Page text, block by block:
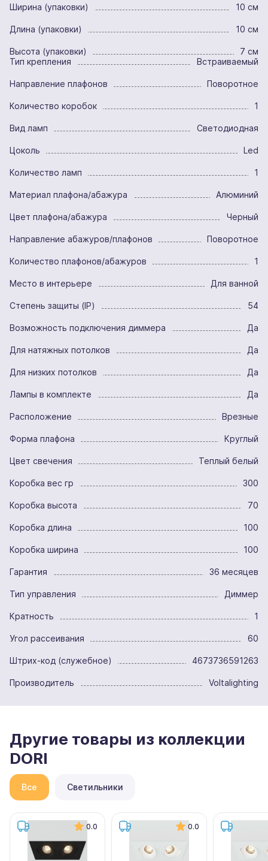
Ширина (упаковки) 10 см
Длина (упаковки) 10 см
Высота (упаковки)
7 см
Тип крепления
Встраиваемый
Направление плафонов Поворотное
Количество коробок 1
Вид ламп Светодиодная
Цоколь Led
Количество ламп 1
Материал плафона/абажура Алюминий
Цвет плафона/абажура Черный
Направление абажуров/плафонов Поворотное
Количество плафонов/абажуров 1
Место в интерьере Для ванной
Степень защиты (IP) 54
Возможность подключения диммера Да
Для натяжных потолков Да
Для низких потолков Да
Лампы в комплекте Да
Расположение Врезные
Форма плафона Круглый
Цвет свечения Теплый белый
Коробка вес гр 300
Коробка высота 70
Коробка длина 100
Коробка ширина 100
Гарантия 36 месяцев
Тип управления Диммер
Кратность 1
Угол рассеивания 60
Штрих-код (служебное) 4673736591263
Производитель Voltalighting
Другие товары из коллекции
DORI
Все Светильники
0.0 0.0